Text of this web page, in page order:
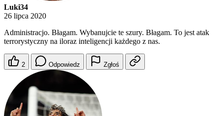
Luki34
26 lipca 2020
Administracjo. Błagam. Wybanujcie te szury. Błagam. To jest atak
terrorystyczny na iloraz inteligencji każdego z nas.
2 Odpowiedz Zgłoś